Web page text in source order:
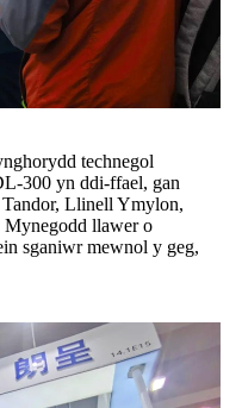
technegol
300 yn ddi-ffael, gan
Llinell Ymylon,
llawer o
sganiwr mewnol y geg,